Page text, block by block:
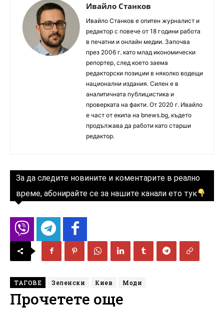
Ивайло Станков
Ивайло Станков е опитен журналист и
редактор с повече от 18 години работа
в печатни и онлайн медии. Започва
през 2006 г. като млад икономически
репортер, след което заема
редакторски позиции в няколко водещи
национални издания. Силен е в
аналитичната публицистика и
проверката на факти. От 2020 г. Ивайло
е част от екипа на bnews.bg, където
продължава да работи като старши
редактор.
За да следите новините и коментарите в реално
време, абонирайте се за нашите канали ето тук
ТАГОВЕ Зеленски Киев Моди
Прочетете още